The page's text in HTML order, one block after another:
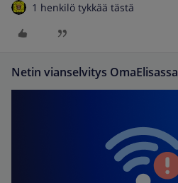
1 henkilö tykkää tästä
Netin vianselvitys OmaElisassa